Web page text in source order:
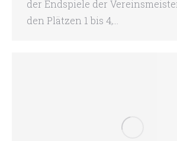
der Endspiele der
den Plätzen 1 bis 4,…